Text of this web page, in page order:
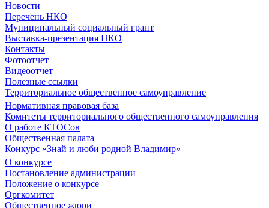
Новости
Перечень НКО
Муниципальный социальный грант
Выставка-презентация НКО
Контакты
Фотоотчет
Видеоотчет
Полезные ссылки
Территориальное общественное самоуправление
Нормативная правовая база
Комитеты территориального общественного самоуправления
О работе КТОСов
Общественная палата
Конкурс «Знай и люби родной Владимир»
О конкурсе
Постановление администрации
Положение о конкурсе
Оргкомитет
Общественное жюри